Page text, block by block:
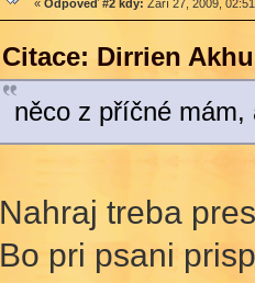
« Odpověď #2 kdy: Září 27, 2009,
Citace: Dirrien
něco z příčné
Nahraj treba
Bo pri psani